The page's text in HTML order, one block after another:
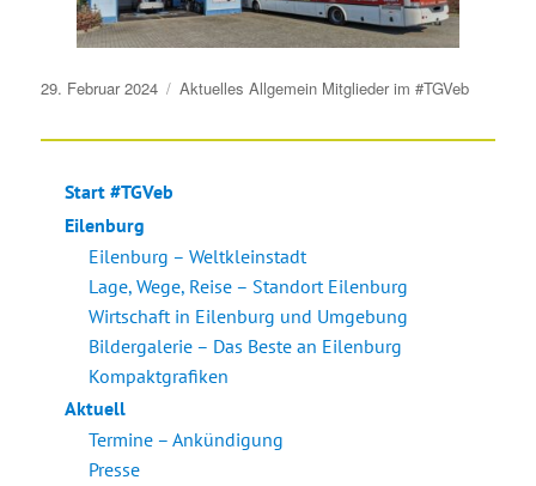
Veröffentlicht
29. Februar 2024 Aktuelles Allgemein Mitglieder im #TGVeb
Start #TGVeb
Eilenburg
Eilenburg – Weltkleinstadt
Lage, Wege, Reise – Standort Eilenburg
Wirtschaft in Eilenburg und Umgebung
Bildergalerie – Das Beste an Eilenburg
Kompaktgrafiken
Aktuell
Termine – Ankündigung
Presse